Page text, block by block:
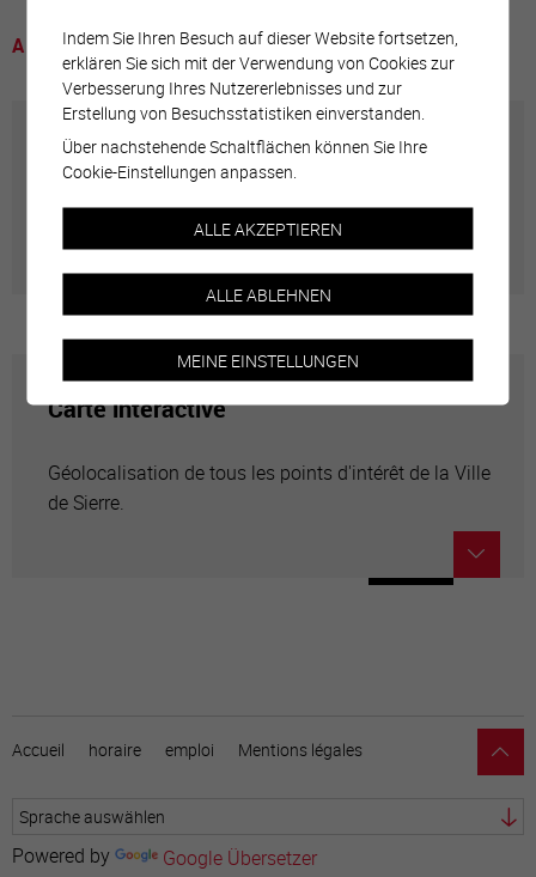
A voir
Annuaire communal
Adresses utiles en ville de Sierre
Carte interactive
Géolocalisation de tous les points d'intérêt de la Ville
de Sierre.
Accueil horaire emploi Mentions légales
Powered by Google Übersetzer
Indem Sie Ihren Besuch auf dieser Website fortsetzen,
erklären Sie sich mit der Verwendung von Cookies zur
Verbesserung Ihres Nutzererlebnisses und zur
Erstellung von Besuchsstatistiken einverstanden.
Über nachstehende Schaltflächen können Sie Ihre
Cookie-Einstellungen anpassen.
ALLE AKZEPTIEREN
ALLE ABLEHNEN
MEINE EINSTELLUNGEN